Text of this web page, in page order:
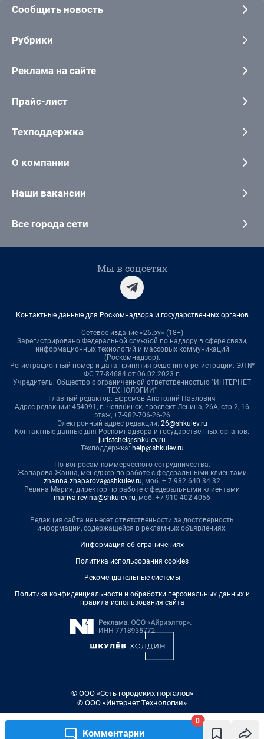
Комментарии
0
Сообщить новость
Рубрики
Реклама на сайте
Прайс-лист
Техподдержка
О компании
Наши вакансии
Все города сети
Мы в соцсетях
Контактные данные для Роскомнадзора и государственных органов
Сетевое издание «26.ру» (18+)
Зарегистрировано Федеральной службой по надзору в сфере связи,
информационных технологий и массовых коммуникаций
(Роскомнадзор).
Регистрационный номер и дата принятия решения о регистрации: ЭЛ №
ФС 77-84684 от 06.02.2023 г.
Учредитель: Общество с ограниченной ответственностью "ИНТЕРНЕТ
ТЕХНОЛОГИИ"
Главный редактор: Ефремов Анатолий Павлович
Адрес редакции: 454091, г. Челябинск, проспект Ленина, 26А, стр.2, 16
этаж, +7-982-706-26-26
Электронный адрес редакции: 26@shkulev.ru
Контактные данные для Роскомнадзора и государственных органов:
juristchel@shkulev.ru
Техподдержка: help@shkulev.ru
По вопросам коммерческого сотрудничества:
Жапарова Жанна, менеджер по работе с федеральными клиентами
zhanna.zhaparova@shkulev.ru, моб. + 7 982 640 34 32
Ревина Мария, директор по работе с федеральными клиентами
mariya.revina@shkulev.ru, моб. +7 910 402 4056
Редакция сайта не несет ответственности за достоверность
информации, содержащейся в рекламных объявлениях.
Информация об ограничениях
Политика использования cookies
Рекомендательные системы
Политика конфиденциальности и обработки персональных данных и
правила использования сайта
© ООО «Сеть городских порталов»
© ООО «Интернет Технологии»